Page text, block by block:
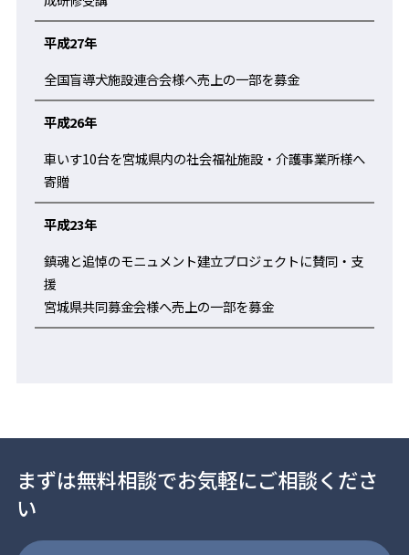
平成27年
全国盲導犬施設連合会様へ売上の一部を募金
平成26年
車いす10台を宮城県内の社会福祉施設・介護事業所様へ
寄贈
平成23年
鎮魂と追悼のモニュメント建立プロジェクトに賛同・支
援
宮城県共同募金会様へ売上の一部を募金
まずは無料相談でお気軽にご相談くださ
い